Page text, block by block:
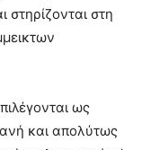
στηρίζονται στη
ως
και απολύτως